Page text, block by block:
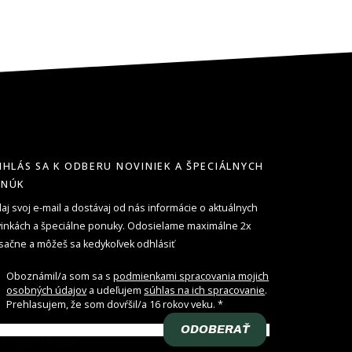
SA K ODBERU NOVINIEK A ŠPECIÁLNYCH
svoj e-mail a dostávaj od nás informácie o aktuálnych
a špeciálne ponuky. Odosielame maximálne 2x
a môžeš sa kedykoľvek odhlásiť
Oboznámil/a som sa spodmienkami spracovania mojich
osobných údajova udeľujem súhlas na ich spracovanie.
Prehlasujem, že som dovŕšil/a 16 rokov veku.
ODOBERAŤ